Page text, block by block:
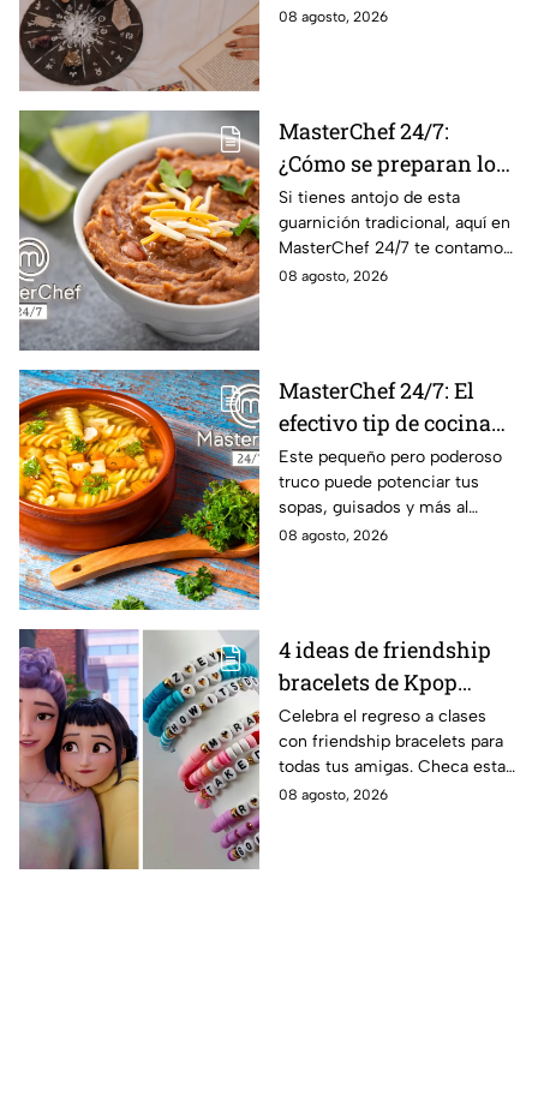
domingo 9 de agosto, y
08 agosto, 2026
MasterChef 24/7:
¿Cómo se preparan los
frijoles puercos estilo
Sonora?
Si tienes antojo de esta
guarnición tradicional, aquí en
MasterChef 24/7 te contamos
la receta.
08 agosto, 2026
MasterChef 24/7: El
efectivo tip de cocina
de las abuelas para
darle sabor extra al
caldillo
Este pequeño pero poderoso
truco puede potenciar tus
sopas, guisados y más al
máximo.
08 agosto, 2026
4 ideas de friendship
bracelets de Kpop
Demon Hunters para
intercambiar con tus
mejores amigas este
regreso a clases
Celebra el regreso a clases
con friendship bracelets para
todas tus amigas. Checa estas
4 ideas inspiradas en Kpop
08 agosto, 2026